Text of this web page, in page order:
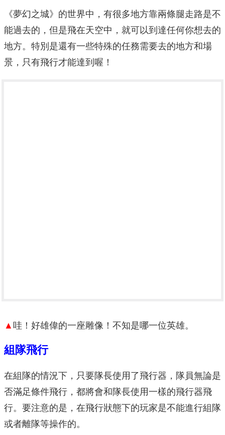
《夢幻之城》的世界中，有很多地方靠兩條腿走路是不
能過去的，但是飛在天空中，就可以到達任何你想去的
地方。特別是還有一些特殊的任務需要去的地方和場
景，只有飛行才能達到喔！
▲ 哇！好雄偉的一座雕像！不知是哪一位英雄。
組隊飛行
在組隊的情況下，只要隊長使用了飛行器，隊員無論是
否滿足條件飛行，都將會和隊長使用一樣的飛行器飛
行。要注意的是，在飛行狀態下的玩家是不能進行組隊
或者離隊等操作的。